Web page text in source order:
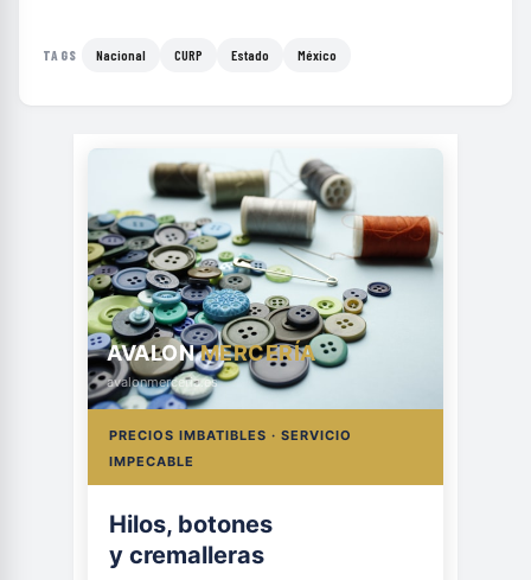
TAGS Nacional CURP Estado México
AVALONMERCERÍA
avalonmerceria.es
PRECIOS IMBATIBLES · SERVICIO
IMPECABLE
Hilos, botones
y cremalleras